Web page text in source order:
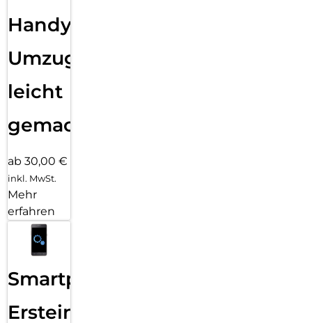
Handy
Umzug
leicht
gemacht!
ab 30,00 €
inkl. MwSt.
Mehr
erfahren
Smartphone
Ersteinrichtung